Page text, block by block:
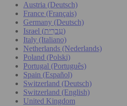
Austria (Deutsch)
France (Français)
Germany (Deutsch)
Israel (עִברִית)
Italy (Italiano)
Netherlands (Nederlands)
Poland (Polski)
Portugal (Português)
Spain (Español)
Switzerland (Deutsch)
Switzerland (English)
United Kingdom